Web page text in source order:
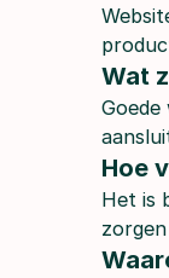
Wat
Hoe
Het is